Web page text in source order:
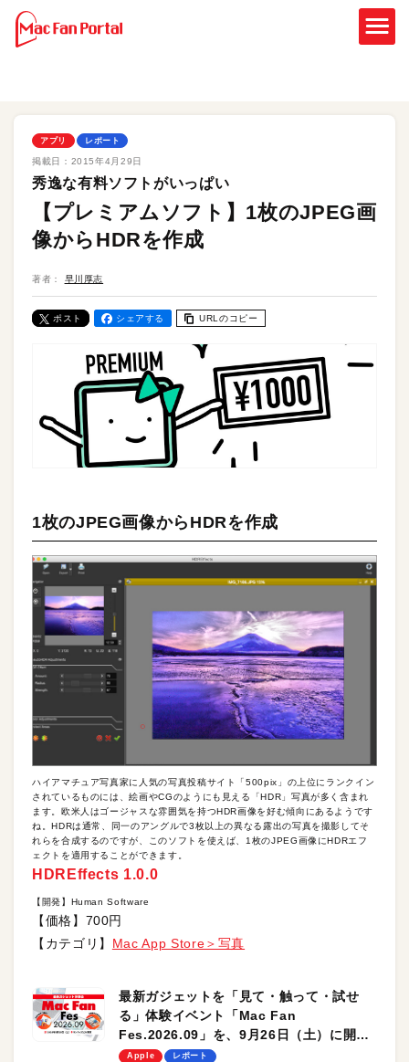
アプリ レポート
掲載日： 2015年4月29日
秀逸な有料ソフトがいっぱい
【プレミアムソフト】1枚のJPEG画
像からHDRを作成
著者： 早川厚志
ポスト シェアする URLのコピー
1枚のJPEG画像からHDRを作成
ハイアマチュア写真家に人気の写真投稿サイト「500pix」の上位にランクイン
されているものには、絵画やCGのようにも見える「HDR」写真が多く含まれ
ます。欧米人はゴージャスな雰囲気を持つHDR画像を好む傾向にあるようです
ね。HDRは通常、同一のアングルで3枚以上の異なる露出の写真を撮影してそ
れらを合成するのですが、このソフトを使えば、1枚のJPEG画像にHDRエフ
ェクトを適用することができます。
HDREffects 1.0.0
【開発】Human Software
【価格】700円
【カテゴリ】 Mac App Store＞写真
最新ガジェットを「見て・触って・試せ
る」体験イベント「Mac Fan
Fes.2026.09」を、9月26日（土）に開催
します！
Apple レポート